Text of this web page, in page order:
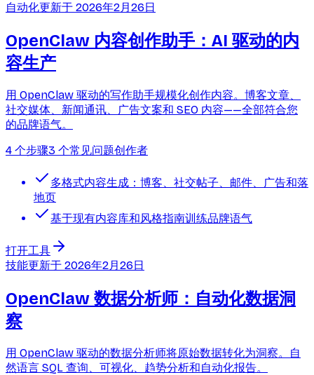
自动化更新于 2026年2月26日
OpenClaw 内容创作助手：AI 驱动的内
容生产
用 OpenClaw 驱动的写作助手规模化创作内容。博客文章、
社交媒体、新闻通讯、广告文案和 SEO 内容——全部符合您
的品牌语气。
4 个步骤3 个常见问题创作者
多格式内容生成：博客、社交帖子、邮件、广告和落
地页
基于现有内容库和风格指南训练品牌语气
打开工具
技能更新于 2026年2月26日
OpenClaw 数据分析师：自动化数据洞
察
用 OpenClaw 驱动的数据分析师将原始数据转化为洞察。自
然语言 SQL 查询、可视化、趋势分析和自动化报告。